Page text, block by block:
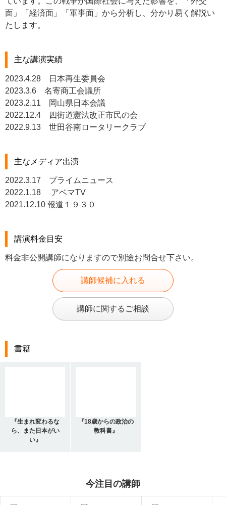
面」「経済面」「軍事面」から分析し、分かり易く解説い
たします。
主な講演実績
2023.4.28 日本再生委員会
2023.3.6 名寄商工会議所
2023.2.11 岡山県日本会議
2022.12.4 四街道憲法改正市民の会
2022.9.13 世田谷南ロータリークラブ
主なメディア出演
2022.3.17 プライムニュース
2022.1.18 アベマTV
2021.12.10 報道１９３０
講演料金目安
料金非公開講師になりますので別途お問合せ下さい。
講師候補に入れる
講師に関するご相談
書籍
『生まれ変わるな
ら、また日本がい
い』
『18歳からの政治の
教科書』
今注目の講師